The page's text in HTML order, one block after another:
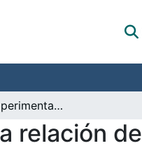
La pérdida experimentada tras la finalización de una relación de pareja en el marco del enfoque sistémico
relación de